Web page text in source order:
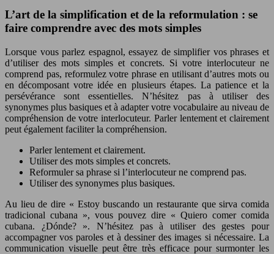
L’art de la simplification et de la reformulation : se
faire comprendre avec des mots simples
Lorsque vous parlez espagnol, essayez de simplifier vos phrases et
d’utiliser des mots simples et concrets. Si votre interlocuteur ne
comprend pas, reformulez votre phrase en utilisant d’autres mots ou
en décomposant votre idée en plusieurs étapes. La patience et la
persévérance sont essentielles. N’hésitez pas à utiliser des
synonymes plus basiques et à adapter votre vocabulaire au niveau de
compréhension de votre interlocuteur. Parler lentement et clairement
peut également faciliter la compréhension.
Parler lentement et clairement.
Utiliser des mots simples et concrets.
Reformuler sa phrase si l’interlocuteur ne comprend pas.
Utiliser des synonymes plus basiques.
Au lieu de dire « Estoy buscando un restaurante que sirva comida
tradicional cubana », vous pouvez dire « Quiero comer comida
cubana. ¿Dónde? ». N’hésitez pas à utiliser des gestes pour
accompagner vos paroles et à dessiner des images si nécessaire. La
communication visuelle peut être très efficace pour surmonter les